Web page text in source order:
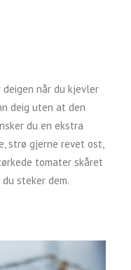
når du kjevler
deig uten at den
du en ekstra
strø gjerne revet ost,
tomater skåret
steker dem.